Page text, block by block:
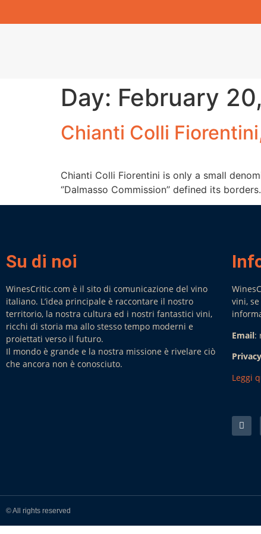
Day: February
Chianti Colli
Chianti Colli Fiorentini is only a small
‘’Dalmasso Commission’’ defined its borders.
Su di noi
WinesCritic.com è il sito di comunicazione del vino
italiano. L’idea principale è raccontare il nostro
territorio, la nostra cultura ed i nostri fantastici vini,
ricchi di storia ma allo stesso tempo moderni e
proiettati verso il futuro.
Il mondo è grande e la nostra missione è rivelare ciò
che ancora non è conosciuto.
vini,
Email:
Leggi
© All rights reserved